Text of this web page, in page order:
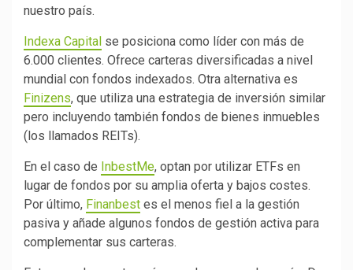
nuestro país.
Indexa Capital se posiciona como líder con más de
6.000 clientes. Ofrece carteras diversificadas a nivel
mundial con fondos indexados. Otra alternativa es
Finizens, que utiliza una estrategia de inversión similar
pero incluyendo también fondos de bienes inmuebles
(los llamados REITs).
En el caso de InbestMe, optan por utilizar ETFs en
lugar de fondos por su amplia oferta y bajos costes.
Por último, Finanbest es el menos fiel a la gestión
pasiva y añade algunos fondos de gestión activa para
complementar sus carteras.